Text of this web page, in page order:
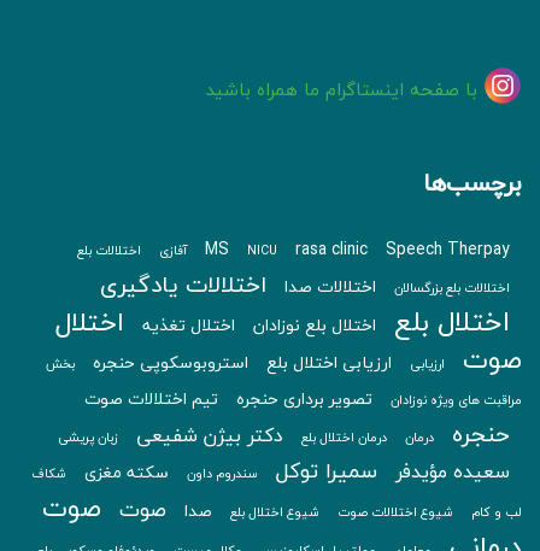
با صفحه اینستاگرام ما همراه باشید
برچسب‌ها
MS NICU rasa clinic Speech Therpay آفازی
اختلالات بلع
اختلالات بلع بزرگسالان
اختلالات صدا اختلالات یادگیری
اختلال بلع اختلال بلع نوزادان اختلال تغذیه
اختلال
صوت
ارزیابی ارزیابی اختلال بلع استروبوسکوپی حنجره
بخش
مراقبت های ویژه نوزادان
تصویر برداری حنجره تیم اختلالات صوت
حنجره درمان درمان اختلال بلع دکتر بیژن شفیعی زبان پریشی
سعیده مؤیدفر سمیرا توکل سندروم داون سکته مغزی
شکاف
لب و کام
شیوع اختلالات صوت شیوع اختلال بلع صدا صوت صوت